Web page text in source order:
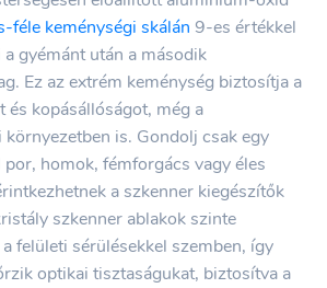
féle keménységi skálán 9-es értékkel
gyémánt után a második
Ez az extrém keménység biztosítja a
és kopásállóságot, még a
is. Gondolj csak egy
homok, fémforgács vagy éles
a szkenner kiegészítők
szkenner ablakok szinte
felületi sérülésekkel szemben, így
optikai tisztaságukat, biztosítva a